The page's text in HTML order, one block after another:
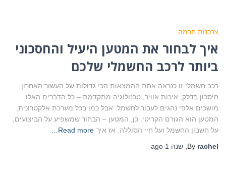
צרכנות חכמה
איך לבחור את המטען היעיל והחסכוני
ביותר לרכב החשמלי שלכם
רכב חשמלי זו כנראה אחת ההמצאות הכי גדולות של העשור האחרון.
חיסכון בדלק, איכות אוויר, טכנולוגיה מתקדמת – כל הדברים האלו
מושכים אלפי נהגים לעבור לחשמל. אבל כמו בכל מערכת אלקטרונית,
המטען הוא הגורם הקריטי. כן, המטען – הבחור שמשפיע על הביצועים,
על חשבון החשמל ועל חיי הסוללה. אז איך Read more…
By rachel שנה 1